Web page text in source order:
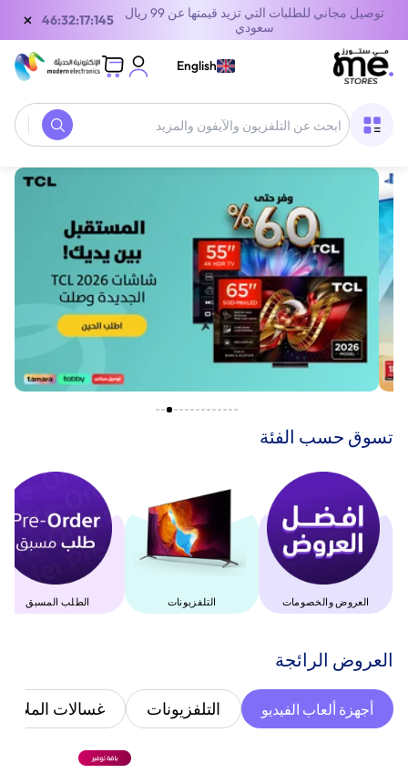
توصيل مجاني للطلبات التي تزيد قيمتها عن 99 ريال
سعودي
46:32:17:145
×
English
‫تسوق حسب الفئة‬
العروض والخصومات التلفزيونات الطلب المسبق
‫العروض الرائجة‬
أجهزة ألعاب الفيديو التلفزيونات غسالات